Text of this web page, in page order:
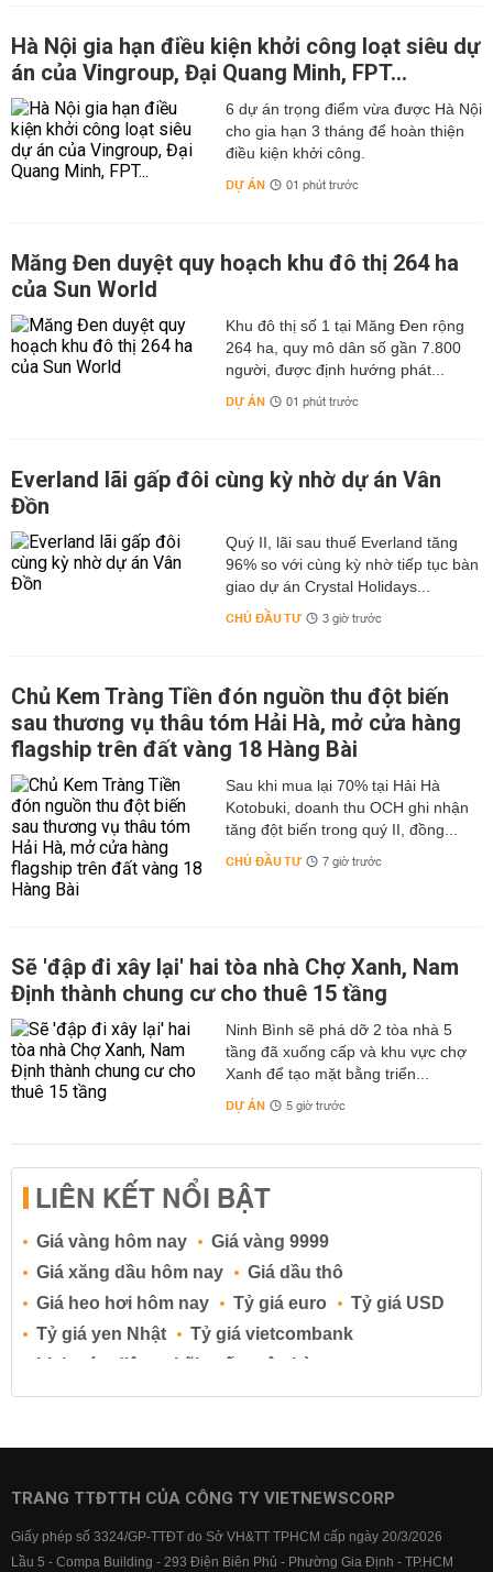
Hà Nội gia hạn điều kiện khởi công loạt siêu dự
án của Vingroup, Đại Quang Minh, FPT...
6 dự án trọng điểm vừa được Hà Nội
cho gia hạn 3 tháng để hoàn thiện
điều kiện khởi công.
DỰ ÁN 01 phút trước
Măng Đen duyệt quy hoạch khu đô thị 264 ha
của Sun World
Khu đô thị số 1 tại Măng Đen rộng
264 ha, quy mô dân số gần 7.800
người, được định hướng phát...
DỰ ÁN 01 phút trước
Everland lãi gấp đôi cùng kỳ nhờ dự án Vân
Đồn
Quý II, lãi sau thuế Everland tăng
96% so với cùng kỳ nhờ tiếp tục bàn
giao dự án Crystal Holidays...
CHỦ ĐẦU TƯ 3 giờ trước
Chủ Kem Tràng Tiền đón nguồn thu đột biến
sau thương vụ thâu tóm Hải Hà, mở cửa hàng
flagship trên đất vàng 18 Hàng Bài
Sau khi mua lại 70% tại Hải Hà
Kotobuki, doanh thu OCH ghi nhận
tăng đột biến trong quý II, đồng...
CHỦ ĐẦU TƯ 7 giờ trước
Sẽ 'đập đi xây lại' hai tòa nhà Chợ Xanh, Nam
Định thành chung cư cho thuê 15 tầng
Ninh Bình sẽ phá dỡ 2 tòa nhà 5
tầng đã xuống cấp và khu vực chợ
Xanh để tạo mặt bằng triển...
DỰ ÁN 5 giờ trước
LIÊN KẾT NỔI BẬT
Giá vàng hôm nay
Giá vàng 9999
Giá xăng dầu hôm nay
Giá dầu thô
Giá heo hơi hôm nay
Tỷ giá euro
Tỷ giá USD
Tỷ giá yen Nhật
Tỷ giá vietcombank
Lịch cúp điện
Lãi suất ngân hàng
Lãi suất tiết kiệm
Lãi suất tiền gửi
Lãi suất ngân hàng BIDV
Lãi suất ngân hàng Vietcombank
TRANG TTĐTTH CỦA CÔNG TY VIETNEWSCORP
Giấy phép số 3324/GP-TTĐT do Sở VH&TT TPHCM cấp ngày 20/3/2026
Lầu 5 - Compa Building - 293 Điện Biên Phủ - Phường Gia Định - TP.HCM